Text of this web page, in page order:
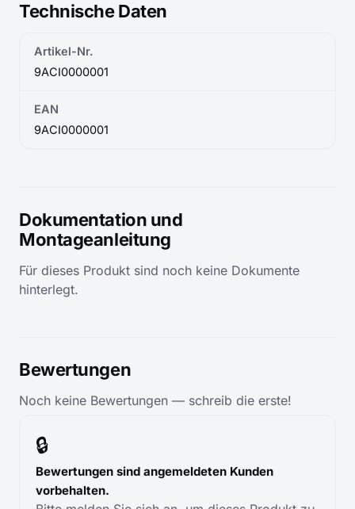
Technische Daten
Artikel-Nr.
9ACI0000001
EAN
9ACI0000001
Dokumentation und
Montageanleitung
Für dieses Produkt sind noch keine Dokumente
hinterlegt.
Bewertungen
Noch keine Bewertungen — schreib die erste!
🔒
Bewertungen sind angemeldeten Kunden
vorbehalten.